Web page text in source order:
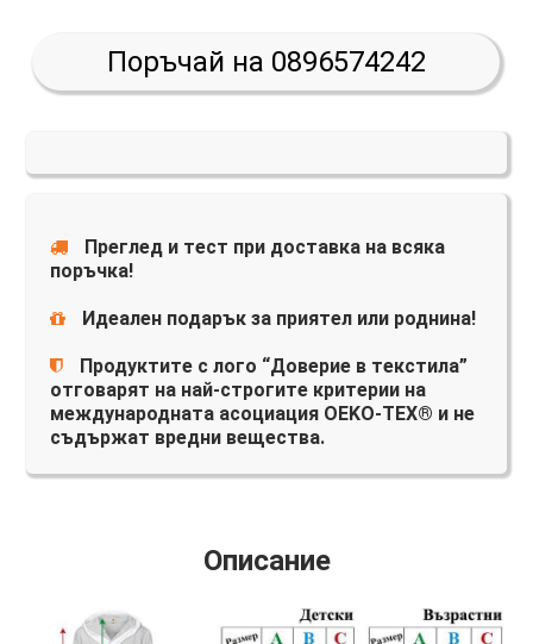
Поръчай на 0896574242
Преглед и тест при доставка на всяка
поръчка!
Идеален подарък за приятел или роднина!
Продуктите с лого “Доверие в текстила”
отговарят на най-строгите критерии на
международната асоциация OEKO-TEX® и не
съдържат вредни вещества.
Описание